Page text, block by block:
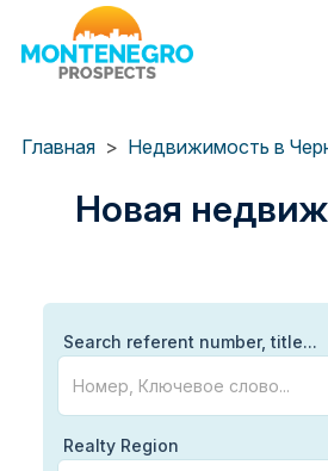
основному
Главная
Недвижимость в
Новая
Search referent number, title...
Realty Region